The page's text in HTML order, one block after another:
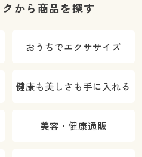
から商品を探す
おうちでエクササイズ
健康も美しさも手に入れる
美容・健康通販